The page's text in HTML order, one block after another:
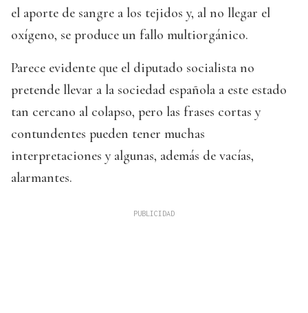
el aporte de sangre a los tejidos y, al no llegar el
oxígeno, se produce un fallo multiorgánico.
Parece evidente que el diputado socialista no
pretende llevar a la sociedad española a este estado
tan cercano al colapso, pero las frases cortas y
contundentes pueden tener muchas
interpretaciones y algunas, además de vacías,
alarmantes.